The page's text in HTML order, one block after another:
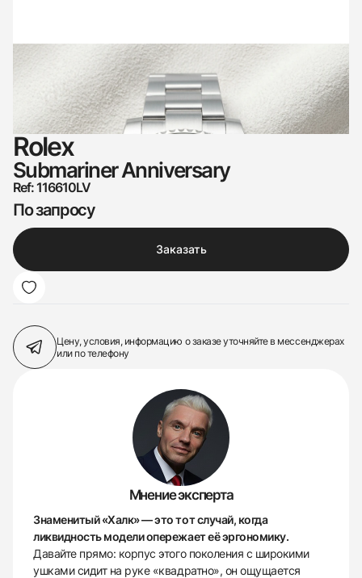
Rolex
Submariner Anniversary
Ref: 116610LV
По запросу
Заказать
Цену, условия, информацию о заказеуточняйте в мессенджерах
или по телефону
Мнение эксперта
Знаменитый «Халк» — это тот случай, когда
ликвидность модели опережает её эргономику.
Давайте прямо: корпус этого поколения с широкими
ушками сидит на руке «квадратно», он ощущается